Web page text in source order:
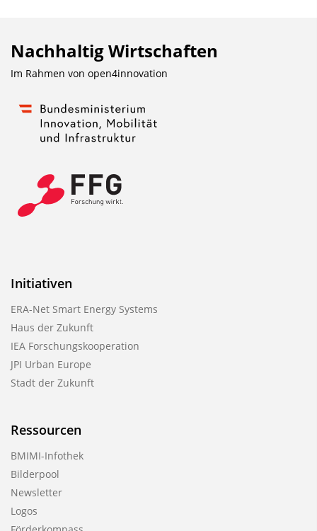
Nachhaltig Wirtschaften
Im Rahmen von open4innovation
Initiativen
ERA-Net Smart Energy Systems
Haus der Zukunft
IEA Forschungskooperation
JPI Urban Europe
Stadt der Zukunft
Ressourcen
BMIMI-Infothek
Bilderpool
Newsletter
Logos